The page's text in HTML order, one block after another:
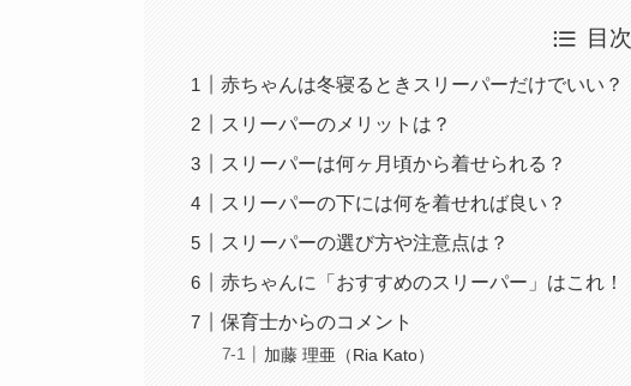
目次
赤ちゃんは冬寝るときスリーパーだけでいい？
スリーパーのメリットは？
スリーパーは何ヶ月頃から着せられる？
スリーパーの下には何を着せれば良い？
スリーパーの選び方や注意点は？
赤ちゃんに「おすすめのスリーパー」はこれ！
保育士からのコメント
加藤 理亜（Ria Kato）